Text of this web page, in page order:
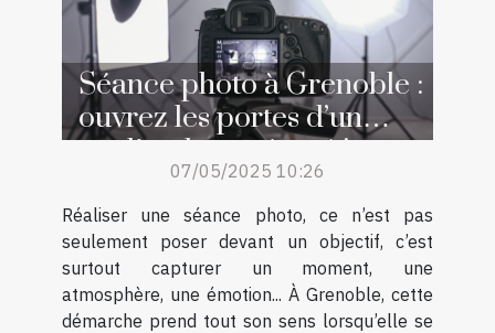
Séance photo à Grenoble :
ouvrez les portes d’un
studio photo réputé !
07/05/2025 10:26
Réaliser une séance photo, ce n’est pas
seulement poser devant un objectif, c’est
surtout capturer un moment, une
atmosphère, une émotion... À Grenoble, cette
démarche prend tout son sens lorsqu’elle se